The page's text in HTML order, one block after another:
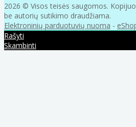
2026 © Visos teisės saugomos.
be autorių sutikimo draudžiama.
Elektroninių parduotuvių nuoma -
Rašyti
Skambinti